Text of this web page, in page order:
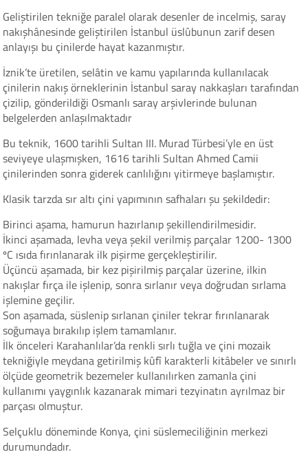
Geliştirilen tekniğe paralel olarak desenler de incelmiş, saray
nakışhânesinde geliştirilen İstanbul üslûbunun zarif desen
anlayışı bu çinilerde hayat kazanmıştır.
İznik’te üretilen, selâtin ve kamu yapılarında kullanılacak
çinilerin nakış örneklerinin İstanbul saray nakkaşları tarafından
çizilip, gönderildiği Osmanlı saray arşivlerinde bulunan
belgelerden anlaşılmaktadır
Bu teknik, 1600 tarihli Sultan III. Murad Türbesi’yle en üst
seviyeye ulaşmışken, 1616 tarihli Sultan Ahmed Camii
çinilerinden sonra giderek canlılığını yitirmeye başlamıştır.
Klasik tarzda sır altı çini yapımının safhaları şu şekildedir:
Birinci aşama, hamurun hazırlanıp şekillendirilmesidir.
İkinci aşamada, levha veya şekil verilmiş parçalar 1200- 1300
ºC ısıda fırınlanarak ilk pişirme gerçekleştirilir.
Üçüncü aşamada, bir kez pişirilmiş parçalar üzerine, ilkin
nakışlar fırça ile işlenip, sonra sırlanır veya doğrudan sırlama
işlemine geçilir.
Son aşamada, süslenip sırlanan çiniler tekrar fırınlanarak
soğumaya bırakılıp işlem tamamlanır.
İlk önceleri Karahanlılar’da renkli sırlı tuğla ve çini mozaik
tekniğiyle meydana getirilmiş kûfî karakterli kitâbeler ve sınırlı
ölçüde geometrik bezemeler kullanılırken zamanla çini
kullanımı yaygınlık kazanarak mimari tezyinatın ayrılmaz bir
parçası olmuştur.
Selçuklu döneminde Konya, çini süslemeciliğinin merkezi
durumundadır.